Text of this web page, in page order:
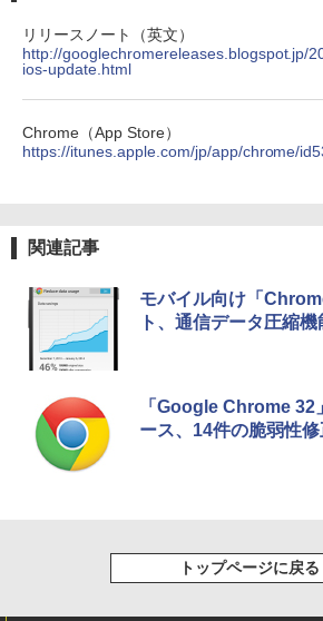
リリースノート（英文）
http://googlechromereleases.blogspot.jp/
ios-update.html
Chrome（App Store）
https://itunes.apple.com/jp/app/chrome/
関連記事
モバイル向け「
ト、通信データ圧縮
「Google Chrome 32
ース、14件の脆弱性
トップページに戻る